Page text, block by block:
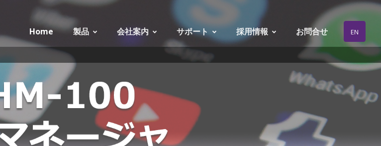
Home 製品 会社案内 サポート 採用情報 お問合せ EN